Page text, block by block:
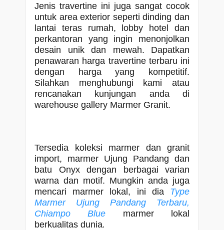
Jenis travertine ini juga sangat cocok
untuk area exterior seperti dinding dan
lantai teras rumah, lobby hotel dan
perkantoran yang ingin menonjolkan
desain unik dan mewah. Dapatkan
penawaran harga travertine terbaru ini
dengan harga yang kompetitif.
Silahkan menghubungi kami atau
rencanakan kunjungan anda di
warehouse gallery Marmer Granit.
Tersedia koleksi marmer dan granit
import, marmer Ujung Pandang dan
batu Onyx dengan berbagai varian
warna dan motif. Mungkin anda juga
mencari marmer lokal, ini dia Type
Marmer Ujung Pandang Terbaru,
Chiampo Blue
marmer lokal
berkualitas dunia.